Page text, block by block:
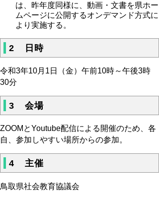
は、昨年度同様に、動画・文書を県ホー
ムページに公開するオンデマンド方式に
より実施する。
2 日時
令和3年10月1日（金）午前10時～午後3時
30分
3 会場
ZOOMとYoutube配信による開催のため、各
自、参加しやすい場所からの参加。
4 主催
鳥取県社会教育協議会